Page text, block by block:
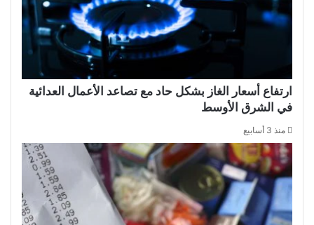
ارتفاع أسعار الغاز بشكل حاد مع تصاعد الأعمال العدائية
في الشرق الأوسط
منذ 3 أسابيع